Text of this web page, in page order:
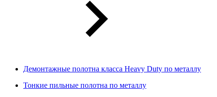
Демонтажные полотна класса Heavy Duty по металлу
Тонкие пильные полотна по металлу